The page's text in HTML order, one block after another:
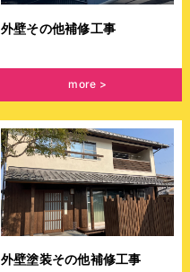
外壁その他補修工事
more
外壁塗装その他補修工事